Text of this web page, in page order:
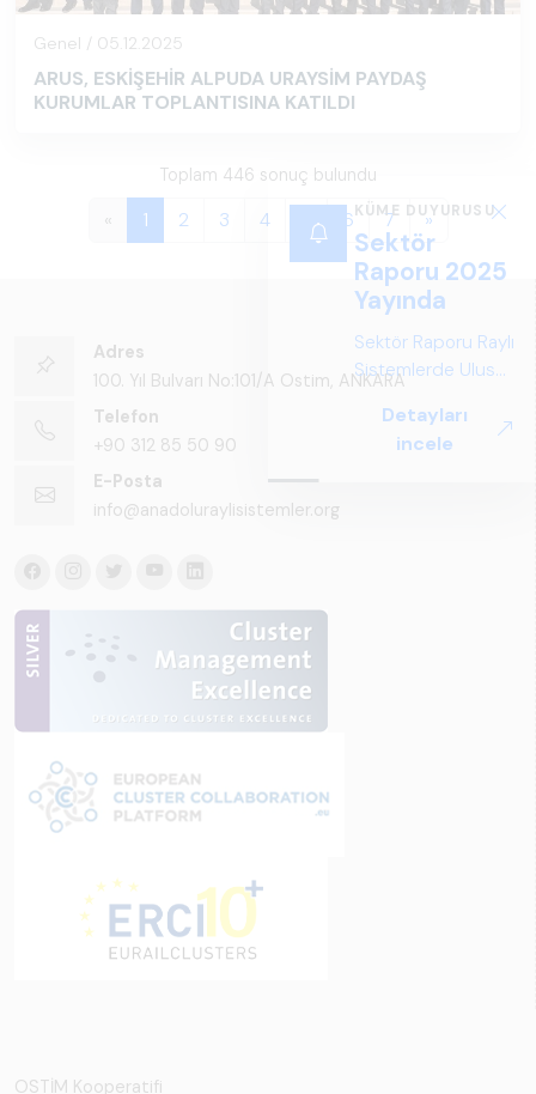
Genel / 05.12.2025
ARUS, ESKİŞEHİR ALPUDA URAYSİM PAYDAŞ
KURUMLAR TOPLANTISINA KATILDI
Toplam 446 sonuç bulundu
« 1 2 3 4 6 7 »
KÜME DUYURUSU
Sektör
Raporu 2025
Yayında
Sektör Raporu Raylı
Sistemlerde Ulusal
Perspektif ARUS
tarafından
Detayları
incele
Adres
100. Yıl Bulvarı No:101/A Ostim, ANKARA
Telefon
+90 312 85 50 90
E-Posta
info@anadoluraylisistemler.org
OSTİM Kooperatifi